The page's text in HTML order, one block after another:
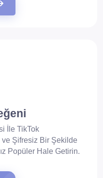
İle TikTok
ve Şifresiz Bir Şekilde
Popüler Hale Getirin.